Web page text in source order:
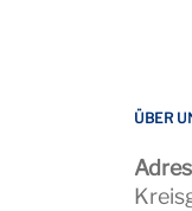
ÜBER